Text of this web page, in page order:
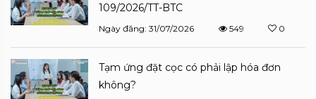
109/2026/TT-BTC
Ngày đăng: 31/07/2026 549 0
Tạm ứng đặt cọc có phải lập hóa đơn
không?